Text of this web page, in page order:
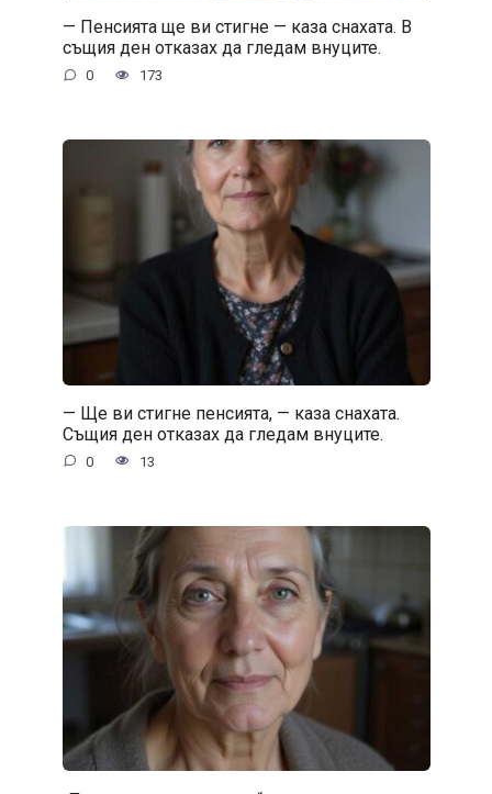
— Пенсията ще ви стигне — каза снахата. В
същия ден отказах да гледам внуците.
0 173
— Ще ви стигне пенсията, — каза снахата.
Същия ден отказах да гледам внуците.
0 13